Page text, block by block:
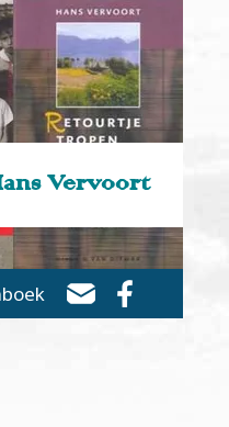
Vervoort